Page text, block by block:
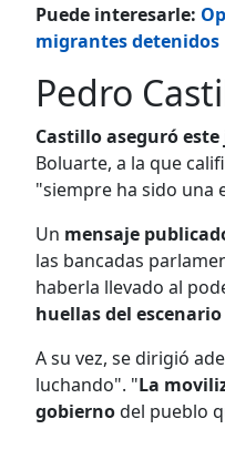
Puede interesarle:
migrantes detenidos
Pedro
Castillo aseguró
Boluarte, a la que
"siempre ha sido una
Un mensaje
las bancadas
haberla llevado al
huellas del
A su vez, se dirigió
luchando". "La
gobiernodel pueblo